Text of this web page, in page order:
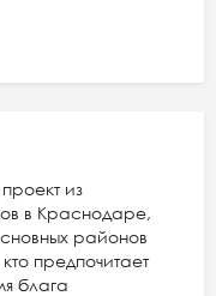
из
в Краснодаре,
районов
предпочитает
блага